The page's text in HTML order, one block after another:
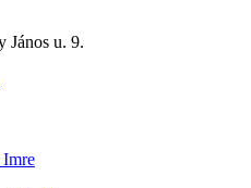
János u. 9.